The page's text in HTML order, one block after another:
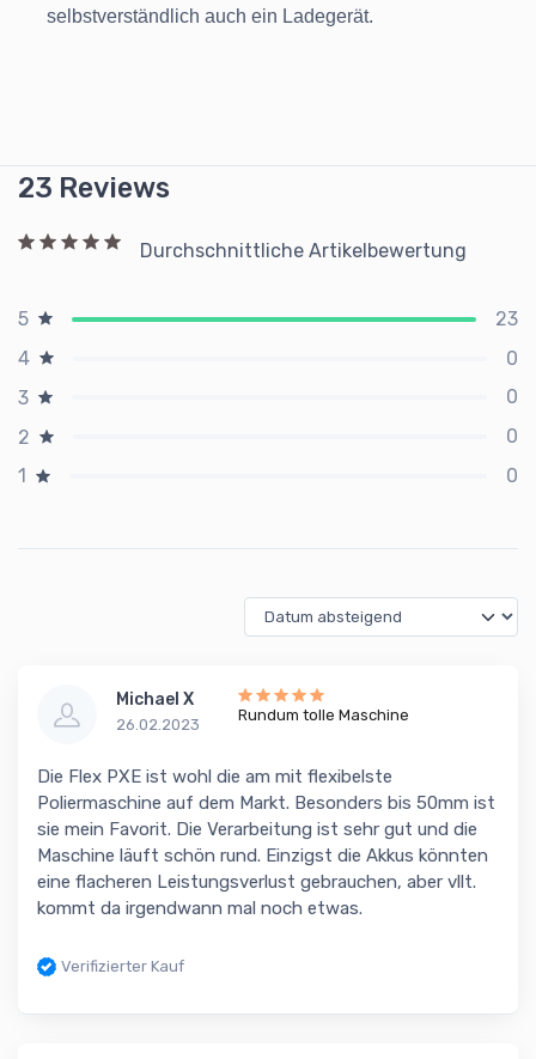
selbstverständlich auch ein Ladegerät.
23 Reviews
Durchschnittliche Artikelbewertung
5
23
4
0
3
0
2
0
1
0
Michael X
26.02.2023
Rundum tolle Maschine
Die Flex PXE ist wohl die am mit flexibelste
Poliermaschine auf dem Markt. Besonders bis 50mm ist
sie mein Favorit. Die Verarbeitung ist sehr gut und die
Maschine läuft schön rund. Einzigst die Akkus könnten
eine flacheren Leistungsverlust gebrauchen, aber vllt.
kommt da irgendwann mal noch etwas.
Verifizierter Kauf